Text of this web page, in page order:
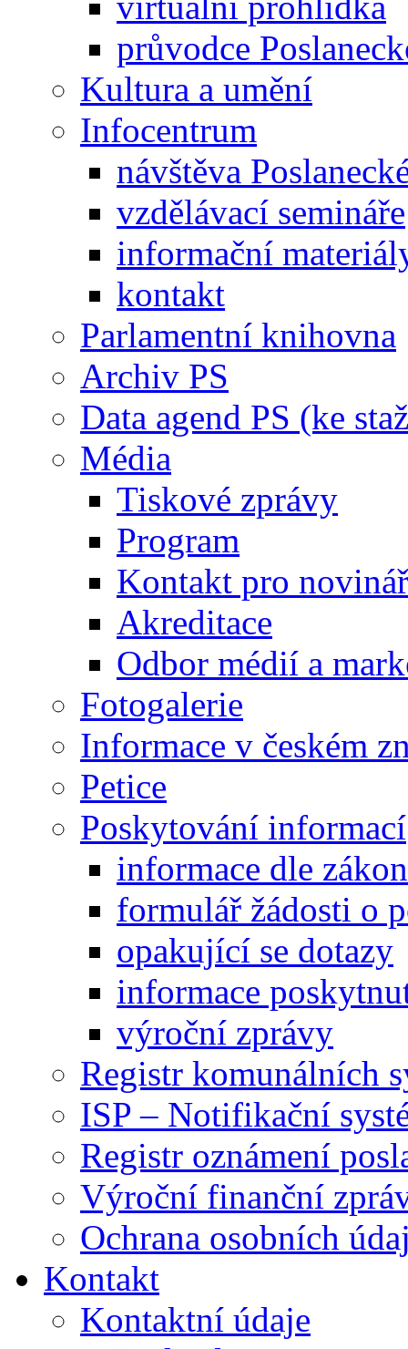
průvodce
Kultura a umění
Infocentrum
návštěva
vzdělávací semináře
informační
kontakt
Parlamentní knihovna
Archiv PS
Data agend PS (ke
Média
Tiskové zprávy
Program
Kontakt pro
Akreditace
Odbor médií a
Fotogalerie
Informace v českém
Petice
Poskytování informací
informace dle
formulář žádosti o
opakující se dotazy
informace
výroční zprávy
Registr komunálních
ISP – Notifikační
Registr oznámení
Výroční finanční
Ochrana osobních
Kontakt
Kontaktní údaje